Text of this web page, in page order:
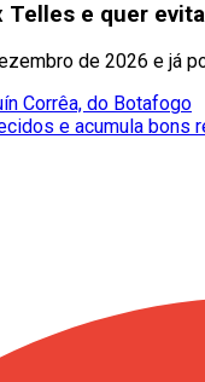
e quer
de 2026 e já
Corrêa, do Botafogo
e acumula bons